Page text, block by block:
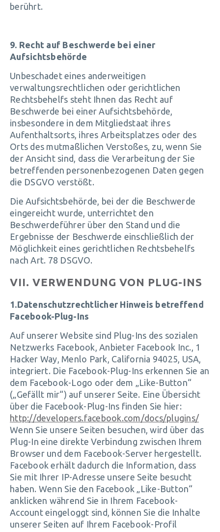
berührt.
9. Recht auf Beschwerde bei einer
Aufsichtsbehörde
Unbeschadet eines anderweitigen
verwaltungsrechtlichen oder gerichtlichen
Rechtsbehelfs steht Ihnen das Recht auf
Beschwerde bei einer Aufsichtsbehörde,
insbesondere in dem Mitgliedstaat ihres
Aufenthaltsorts, ihres Arbeitsplatzes oder des
Orts des mutmaßlichen Verstoßes, zu, wenn Sie
der Ansicht sind, dass die Verarbeitung der Sie
betreffenden personenbezogenen Daten gegen
die DSGVO verstößt.
Die Aufsichtsbehörde, bei der die Beschwerde
eingereicht wurde, unterrichtet den
Beschwerdeführer über den Stand und die
Ergebnisse der Beschwerde einschließlich der
Möglichkeit eines gerichtlichen Rechtsbehelfs
nach Art. 78 DSGVO.
VII. VERWENDUNG VON PLUG-INS
1.Datenschutzrechtlicher Hinweis betreffend
Facebook-Plug-Ins
Auf unserer Website sind Plug-Ins des sozialen
Netzwerks Facebook, Anbieter Facebook Inc., 1
Hacker Way, Menlo Park, California 94025, USA,
integriert. Die Facebook-Plug-Ins erkennen Sie an
dem Facebook-Logo oder dem „Like-Button“
(„Gefällt mir“) auf unserer Seite. Eine Übersicht
über die Facebook-Plug-Ins finden Sie hier:
http://developers.facebook.com/docs/plugins/
Wenn Sie unsere Seiten besuchen, wird über das
Plug-In eine direkte Verbindung zwischen Ihrem
Browser und dem Facebook-Server hergestellt.
Facebook erhält dadurch die Information, dass
Sie mit Ihrer IP-Adresse unsere Seite besucht
haben. Wenn Sie den Facebook „Like-Button“
anklicken während Sie in Ihrem Facebook-
Account eingeloggt sind, können Sie die Inhalte
unserer Seiten auf Ihrem Facebook-Profil